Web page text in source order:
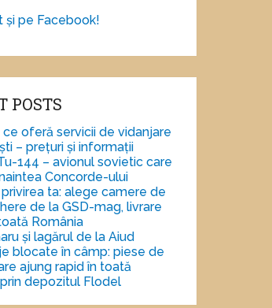
și pe Facebook!
POSTS
ce oferă servicii de vidanjare
– prețuri și informații
144 – avionul sovietic care
Concorde-ului
privirea ta: alege camere de
de la GSD-mag, livrare
România
și lagărul de la Aiud
blocate în câmp: piese de
ajung rapid în toată
depozitul Flodel